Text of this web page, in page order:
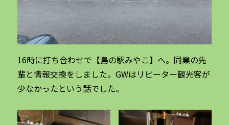
16時に打ち合わせで【島の駅みやこ】へ。同業の先
輩と情報交換をしました。GWはリピーター観光客が
少なかったという話でした。